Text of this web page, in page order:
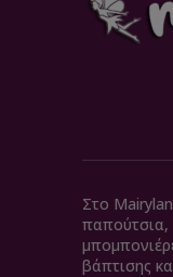
Στο
παπούτσια,
βάπτισης